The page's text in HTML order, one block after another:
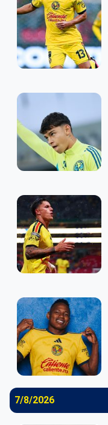
7/8/2026